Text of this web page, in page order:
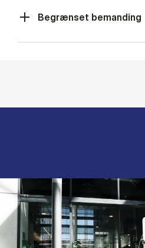
Begrænset bemanding